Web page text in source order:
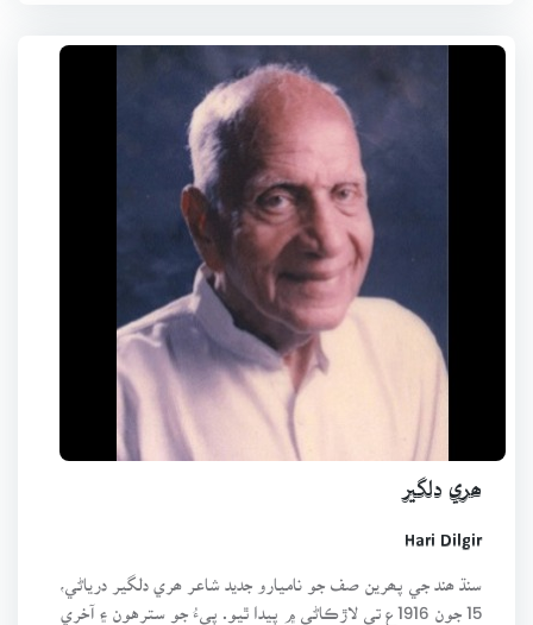
ھري دلگير
Hari Dilgir
سنڌ ھند جي پھرين صف جو ناميارو جديد شاعر ھري دلگير درياڻي،
15 جون 1916ع تي لاڙڪاڻي ۾ پيدا ٿيو. پيءُ جو سترهون ۽ آخري